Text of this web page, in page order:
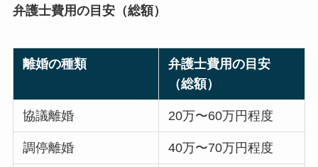
弁護士費用の目安（総額）
離婚の種類
弁護士費用の目安
（総額）
協議離婚 20万〜60万円程度
調停離婚 40万〜70万円程度